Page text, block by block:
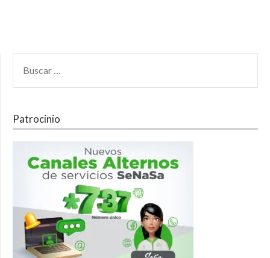
Patrocinio